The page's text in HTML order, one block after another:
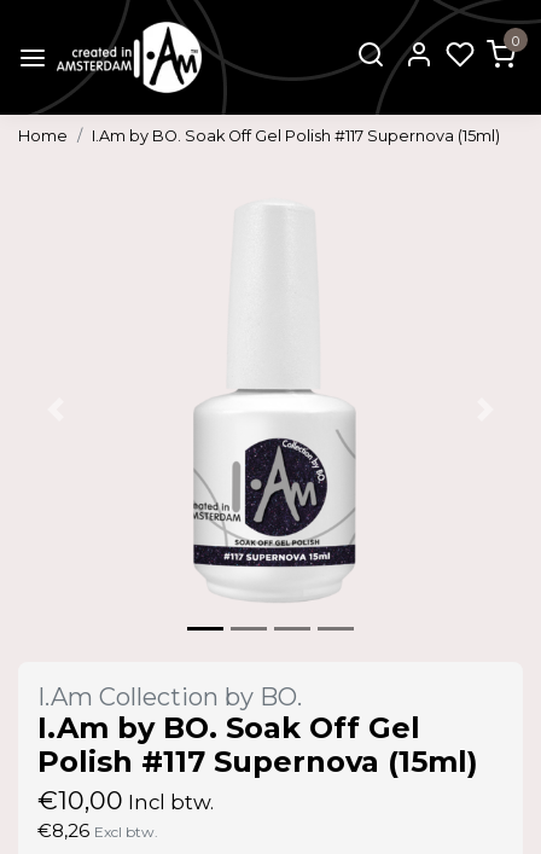
0
Home I.Am by BO. Soak Off Gel Polish #117 Supernova (15ml)
I.Am Collection by BO.
I.Am by BO. Soak Off Gel
Polish #117 Supernova (15ml)
€10,00 Incl btw.
€8,26 Excl btw.